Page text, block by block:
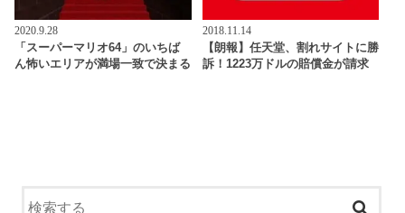
2020.9.28
「スーパーマリオ64」のいちば
ん怖いエリアが満場一致で決まる
2018.11.14
【朗報】任天堂、割れサイトに勝
訴！1223万ドルの賠償金が請求